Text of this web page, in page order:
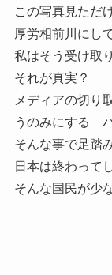
この写真見ただ
厚労相前川にし
私はそう受け取
それが真実？
メディアの切り
うのみにする
そんな事で足踏
日本は終わって
そんな国民が少